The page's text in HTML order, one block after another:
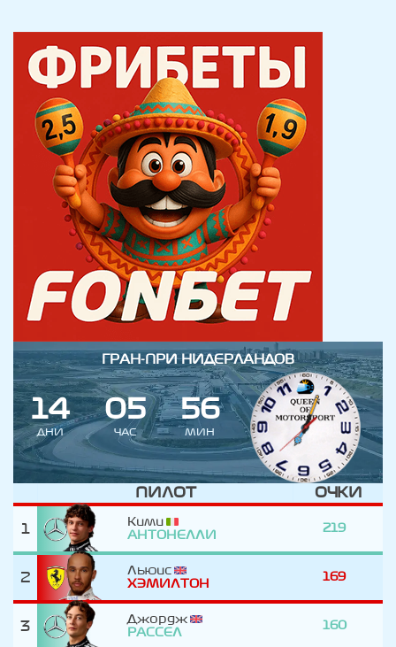
ГРАН-ПРИ НИДЕРЛАНДОВ
14
ДНИ
05
ЧАС
56
МИН
ПИЛОТ ОЧКИ
1
Кими
АНТОНЕЛЛИ
219
2
Льюис
ХЭМИЛТОН
169
3
Джордж
РАССЕЛ
160